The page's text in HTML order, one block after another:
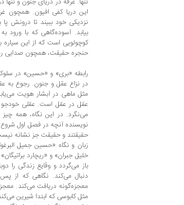
این دریا کفی افیون. همچون
نزدیکی خود ببیند تا درونش پا
بیابد. آسوده‌گاهی که با ورود
کوچولویی است که از این
حنجره حقیقت، همچون صدایی
رابطه «بری» و «حسین» در
در نزاع عقل و جنون. رجوع
مثل ماهی در آبشار هویت
عقل در عقل است. عقلی خودجو
می‌نگرد.‌ در این نگاه، همه
نویسنده آنچه در فصل اول
حقیقتند و حقیقت جز نشانه
زبان و نگاه «حسین جمیل
خلیل جبران» و «ریچارد
باز می‌گردد و وقایع زندگی را
دنبال می‌کند. نگاهی که از
معجزه‌گونه دریافت می‌کند.
مثل کابوسی که ابتدا شیرین